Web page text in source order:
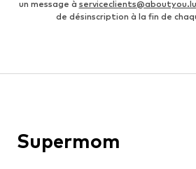
un message à serviceclients@aboutyou.lu
de désinscription à la fin de
Supermom